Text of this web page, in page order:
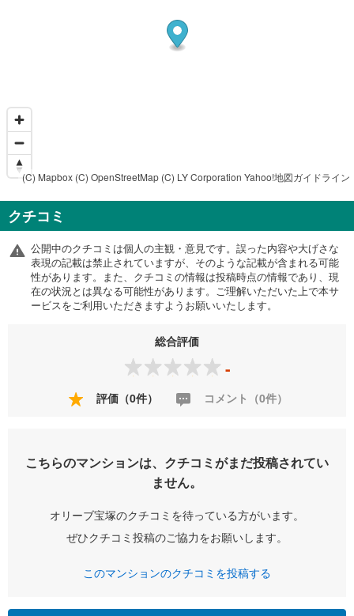
(C) Mapbox (C) OpenStreetMap (C) LY Corporation Yahoo!地図ガイドライン
クチコミ
公開中のクチコミは個人の主観・意見です。誤った内容や大げさな
表現の記載は禁止されていますが、そのような記載が含まれる可能
性があります。また、クチコミの情報は投稿時点の情報であり、現
在の状況とは異なる可能性があります。ご理解いただいた上で本サ
ービスをご利用いただきますようお願いいたします。
総合評価
-
評価（0件） コメント（0件）
こちらのマンションは、クチコミがまだ投稿されてい
ません。
オリーブ宝塚のクチコミを待っている方がいます。
ぜひクチコミ投稿のご協力をお願いします。
このマンションのクチコミを投稿する